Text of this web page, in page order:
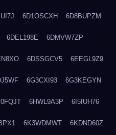
6D1OSCXH 6D8BUPZM
6DEL198E 6DMVW7ZP
6DSSGCV5 6EEGL9Z9
6G3CXI93 6G3KEGYN
6HWL9A3P 6I5IUH76
6K3WDMWT 6KDND60Z